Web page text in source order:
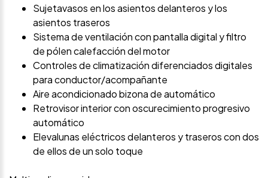
Sujetavasos en los asientos delanteros y los
asientos traseros
Sistema de ventilación con pantalla digital y filtro
de pólen calefacción del motor
Controles de climatización diferenciados digitales
para conductor/acompañante
Aire acondicionado bizona de automático
Retrovisor interior con oscurecimiento progresivo
automático
Elevalunas eléctricos delanteros y traseros con dos
de ellos de un solo toque